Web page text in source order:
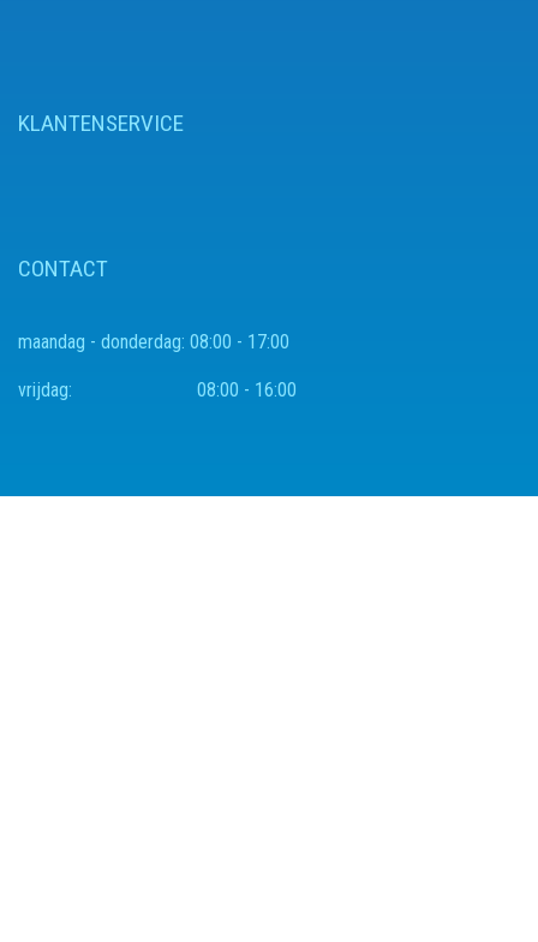
KLANTENSERVICE
CONTACT
maandag - donderdag: 08:00 - 17:00
vrijdag: 08:00 - 16:00